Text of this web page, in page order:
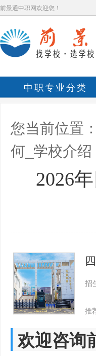
前景通中职网欢迎您！
中职专业分类
您当前位置：
何_学校介绍
2026
招
推
欢迎咨询